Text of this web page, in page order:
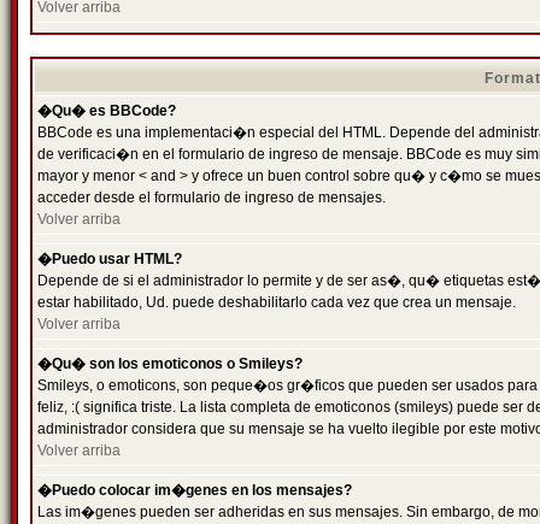
Volver arriba
�Qu� es BBCode?
BBCode es una implementaci�n especial del HTML. Depende del
de verificaci�n en el formulario de ingreso de mensaje. BBCode es muy
mayor y menor < and > y ofrece un buen control sobre qu� y c�mo se
acceder desde el formulario de ingreso de mensajes.
Volver arriba
�Puedo usar HTML?
Depende de si el administrador lo permite y de ser as�, qu� etiquetas
estar habilitado, Ud. puede deshabilitarlo cada vez que crea un mensaje.
Volver arriba
�Qu� son los emoticonos o Smileys?
Smileys, o emoticons, son peque�os gr�ficos que pueden ser usados
feliz, :( significa triste. La lista completa de emoticonos (smileys) puede
administrador considera que su mensaje se ha vuelto ilegible por este
Volver arriba
�Puedo colocar im�genes en los mensajes?
Las im�genes pueden ser adheridas en sus mensajes. Sin embargo, de